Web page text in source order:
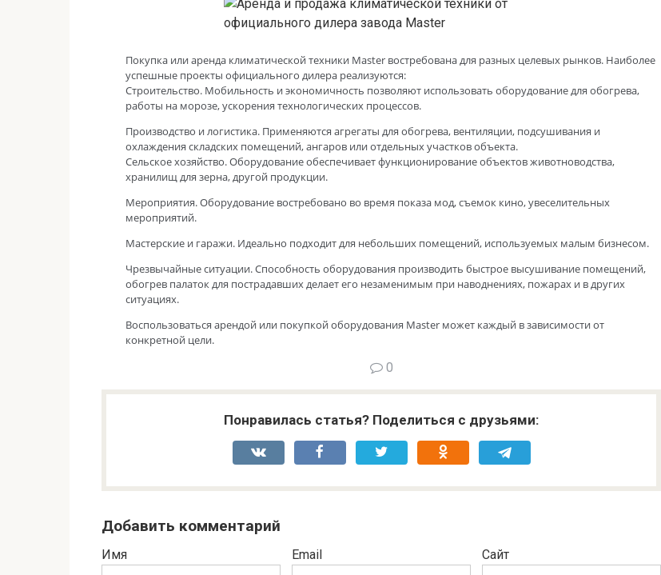
Покупка или аренда климатической техники Master востребована для разных целевых рынков. Наиболее
успешные проекты официального дилера реализуются:
Строительство. Мобильность и экономичность позволяют использовать оборудование для обогрева,
работы на морозе, ускорения технологических процессов.
Производство и логистика. Применяются агрегаты для обогрева, вентиляции, подсушивания и
охлаждения складских помещений, ангаров или отдельных участков объекта.
Сельское хозяйство. Оборудование обеспечивает функционирование объектов животноводства,
хранилищ для зерна, другой продукции.
Мероприятия. Оборудование востребовано во время показа мод, съемок кино, увеселительных
мероприятий.
Мастерские и гаражи. Идеально подходит для небольших помещений, используемых малым бизнесом.
Чрезвычайные ситуации. Способность оборудования производить быстрое высушивание помещений,
обогрев палаток для пострадавших делает его незаменимым при наводнениях, пожарах и в других
ситуациях.
Воспользоваться арендой или покупкой оборудования Master может каждый в зависимости от
конкретной цели.
0
Понравилась статья? Поделиться с друзьями:
Добавить комментарий
Имя Email Сайт